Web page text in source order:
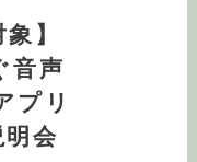
】
音声
プリ
会